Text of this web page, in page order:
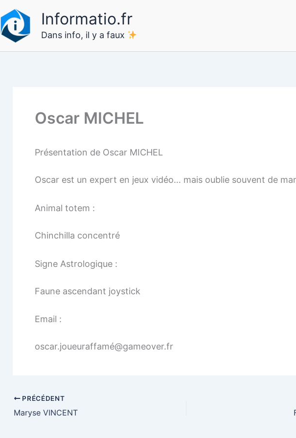
Informatio.fr
Dans info, il y a faux
Oscar MICHEL
Présentation de Oscar MICHEL
Oscar est un expert en jeux vidéo… mais oublie souvent de
Animal totem :
Chinchilla concentré
Signe Astrologique :
Faune ascendant joystick
Email :
oscar.joueuraffamé@gameover.fr
PRÉCÉDENT
Maryse VINCENT